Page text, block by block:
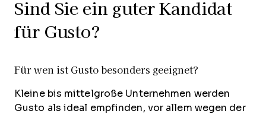
Sind Sie ein guter Kandidat
für Gusto?
Für wen ist Gusto besonders geeignet?
Kleine bis mittelgroße Unternehmen werden
Gusto als ideal empfinden, vor allem wegen der